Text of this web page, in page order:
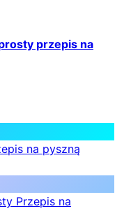
przepis na
na pyszną
Przepis na